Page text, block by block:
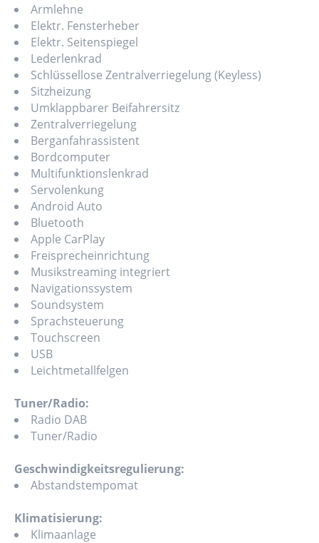
Armlehne
Elektr. Fensterheber
Elektr. Seitenspiegel
Lederlenkrad
Schlüssellose Zentralverriegelung (Keyless)
Sitzheizung
Umklappbarer Beifahrersitz
Zentralverriegelung
Berganfahrassistent
Bordcomputer
Multifunktionslenkrad
Servolenkung
Android Auto
Bluetooth
Apple CarPlay
Freisprecheinrichtung
Musikstreaming integriert
Navigationssystem
Soundsystem
Sprachsteuerung
Touchscreen
USB
Leichtmetallfelgen
Tuner/Radio:
Radio DAB
Tuner/Radio
Geschwindigkeitsregulierung:
Abstandstempomat
Klimatisierung:
Klimaanlage